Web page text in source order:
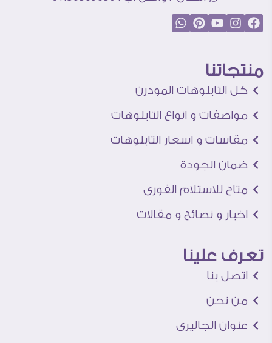
منتجاتنا
كل التابلوهات المودرن
مواصفات و انواع التابلوهات
مقاسات و اسعار التابلوهات
ضمان الجودة
متاح للاستلام الفورى
اخبار و نصائح و مقالات
تعرف علينا
اتصل بنا
من نحن
عنوان الجاليرى